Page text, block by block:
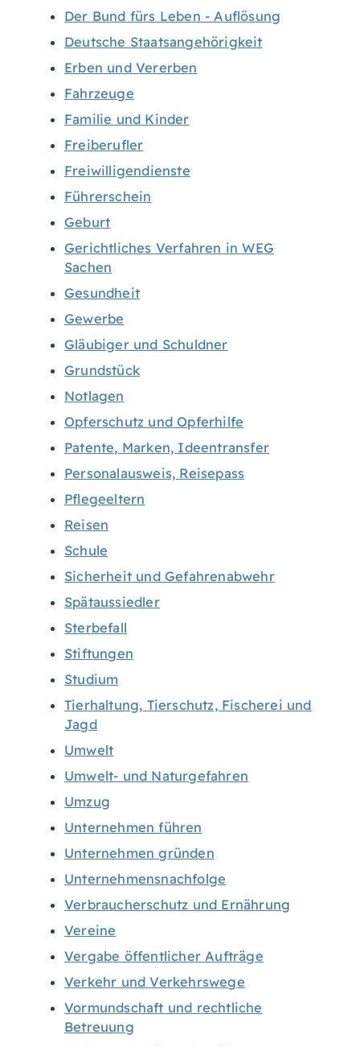
Der Bund fürs Leben - Auflösung
Deutsche Staatsangehörigkeit
Erben und Vererben
Fahrzeuge
Familie und Kinder
Freiberufler
Freiwilligendienste
Führerschein
Geburt
Gerichtliches Verfahren in WEG
Sachen
Gesundheit
Gewerbe
Gläubiger und Schuldner
Grundstück
Notlagen
Opferschutz und Opferhilfe
Patente, Marken, Ideentransfer
Personalausweis, Reisepass
Pflegeeltern
Reisen
Schule
Sicherheit und Gefahrenabwehr
Spätaussiedler
Sterbefall
Stiftungen
Studium
Tierhaltung, Tierschutz, Fischerei und
Jagd
Umwelt
Umwelt- und Naturgefahren
Umzug
Unternehmen führen
Unternehmen gründen
Unternehmensnachfolge
Verbraucherschutz und Ernährung
Vereine
Vergabe öffentlicher Aufträge
Verkehr und Verkehrswege
Vormundschaft und rechtliche
Betreuung